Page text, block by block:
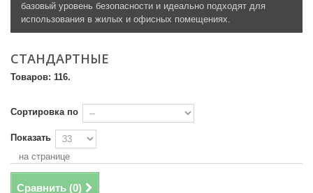
базовый уровень безопасности и идеально подходят для
использования в жилых и офисных помещениях.
СТАНДАРТНЫЕ
Товаров: 116.
Сортировка по
Показать
на странице
Сравнить (0)